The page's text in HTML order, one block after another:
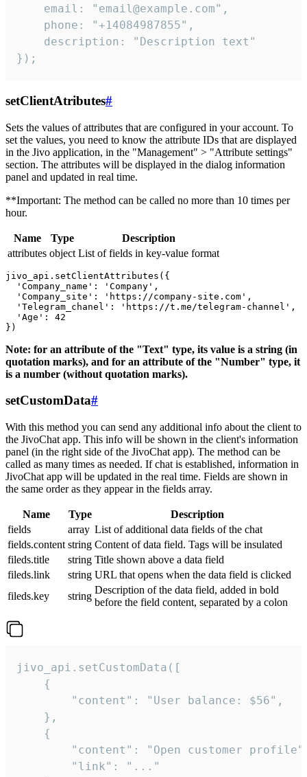
    email: "email@example.com",
    phone: "+14084987855",
    description: "Description text"
});
setClientAtributes#
Sets the values ​​of attributes that are configured in your account. To
set the values, you need to know the attribute IDs that are displayed
in the Jivo application, in the "Management" > "Attribute settings"
section. The attributes will be displayed in the dialog information
panel and updated in real time.
**Important: The method can be called no more than 10 times per
hour.
Name Type
Description
attributes object List of fields in key-value format
jivo_api.setClientAttributes({
  'Company_name': 'Company',
  'Company_site': 'https://company-site.com',
  'Telegram_chanel': 'https://t.me/telegram-channel',
  'Age': 42
Note: for an attribute of the "Text" type, its value is a string (in
quotation marks), and for an attribute of the "Number" type, it
is a number (without quotation marks).
setCustomData#
With this method you can send any additional info about the client to
the JivoChat app. This info will be shown in the client's information
panel (in the right side of the JivoChat app). The method can be
called as many times as needed. If chat is established, information in
JivoChat app will be updated in the real time. Fields are shown in
the same order as they appear in the fields array.
Name Type
Description
fields
array List of additional data fields of the chat
fields.content string Content of data field. Tags will be insulated
fileds.title
string Title shown above a data field
fileds.link
string URL that opens when the data field is clicked
fileds.key
string
Description of the data field, added in bold
before the field content, separated by a colon
jivo_api.setCustomData([
    {
        "content": "User balance: $56",
    },
    {
"content": "Open customer
        "link": "..."